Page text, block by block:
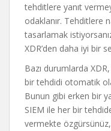
tehditlere yanıt
odaklanır. Tehditlere
tasarlamak
XDR’den daha iyi bir
Bazı durumlarda
bir tehdidi otomatik
Bunun gibi erken bir
SIEM ile her bir
vermekte